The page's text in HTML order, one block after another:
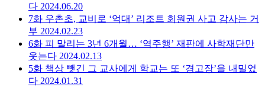
다 2024.06.20
7화 우촌초, 교비로 ‘억대’ 리조트 회원권 사고 감사는 거
부 2024.02.23
6화 피 말리는 3년 6개월… ‘역주행’ 재판에 사학재단만
웃는다 2024.02.13
5화 책상 뺏긴 그 교사에게 학교는 또 ‘경고장’을 내밀었
다 2024.01.31